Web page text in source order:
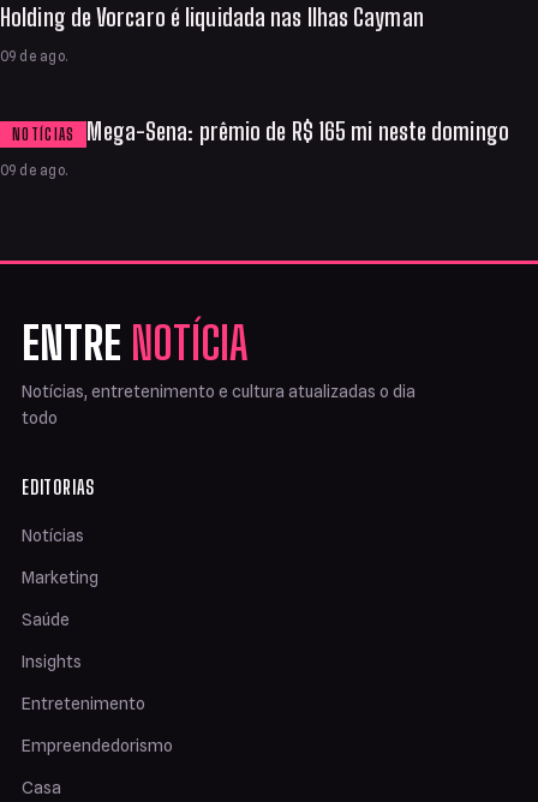
Holding de Vorcaro é liquidada nas Ilhas Cayman
09 de ago.
NOTÍCIAS Mega-Sena: prêmio de R$ 165 mi neste domingo
09 de ago.
ENTRE NOTÍCIA
Notícias, entretenimento e cultura atualizadas o dia
todo
EDITORIAS
Notícias
Marketing
Saúde
Insights
Entretenimento
Empreendedorismo
Casa